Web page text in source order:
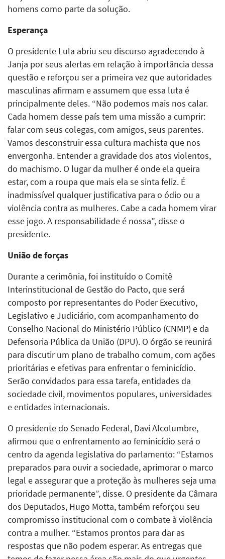
homens como parte da solução.
Esperança
O presidente Lula abriu seu discurso agradecendo à
Janja por seus alertas em relação à importância dessa
questão e reforçou ser a primeira vez que autoridades
masculinas afirmam e assumem que essa luta é
principalmente deles. “Não podemos mais nos calar.
Cada homem desse país tem uma missão a cumprir:
falar com seus colegas, com amigos, seus parentes.
Vamos desconstruir essa cultura machista que nos
envergonha. Entender a gravidade dos atos violentos,
do machismo. O lugar da mulher é onde ela queira
estar, com a roupa que mais ela se sinta feliz. É
inadmissível qualquer justificativa para o ódio ou a
violência contra as mulheres. Cabe a cada homem virar
esse jogo. A responsabilidade é nossa”, disse o
presidente.
União de forças
Durante a cerimônia, foi instituído o Comitê
Interinstitucional de Gestão do Pacto, que será
composto por representantes do Poder Executivo,
Legislativo e Judiciário, com acompanhamento do
Conselho Nacional do Ministério Público (CNMP) e da
Defensoria Pública da União (DPU). O órgão se reunirá
para discutir um plano de trabalho comum, com ações
prioritárias e efetivas para enfrentar o feminicídio.
Serão convidados para essa tarefa, entidades da
sociedade civil, movimentos populares, universidades
e entidades internacionais.
O presidente do Senado Federal, Davi Alcolumbre,
afirmou que o enfrentamento ao feminicídio será o
centro da agenda legislativa do parlamento: “Estamos
preparados para ouvir a sociedade, aprimorar o marco
legal e assegurar que a proteção às mulheres seja uma
prioridade permanente”, disse. O presidente da Câmara
dos Deputados, Hugo Motta, também reforçou seu
compromisso institucional com o combate à violência
contra a mulher. “Estamos prontos para dar as
respostas que não podem esperar. As entregas que